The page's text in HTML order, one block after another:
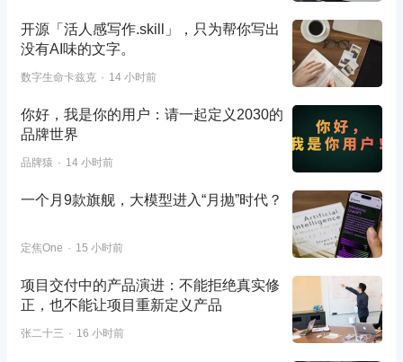
开源「活人感写作.skill」，只为帮你写出
没有AI味的文字。
数字生命卡兹克 14 小时前
你好，我是你的用户：请一起定义2030的
品牌世界
品牌猿 14 小时前
一个月9款旗舰，大模型进入“月抛”时代？
定焦One 15 小时前
项目交付中的产品演进：不能拒绝真实修
正，也不能让项目重新定义产品
张二十三 16 小时前